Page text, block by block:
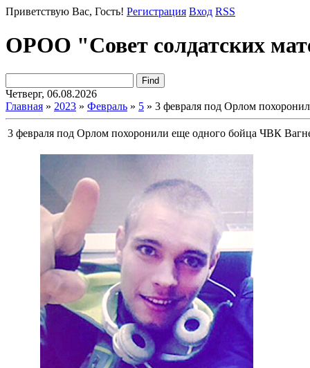
Приветствую Вас, Гость! Регистрация Вход RSS
ОРОО "Совет солдатских
Четверг, 06.08.2026
Главная » 2023 » Февраль » 5 » 3 февраля под Орлом
3 февраля под Орлом похоронили еще одного бойца ЧВК